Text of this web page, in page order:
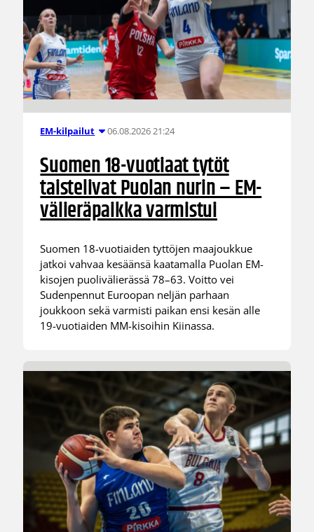
EM-kilpailut 06.08.2026 21:24
Suomen 18-vuotiaat tytöt
taistelivat Puolan nurin – EM-
välieräpaikka varmistui
Suomen 18-vuotiaiden tyttöjen maajoukkue
jatkoi vahvaa kesäänsä kaatamalla Puolan EM-
kisojen puolivälierässä 78–63. Voitto vei
Sudenpennut Euroopan neljän parhaan
joukkoon sekä varmisti paikan ensi kesän alle
19-vuotiaiden MM-kisoihin Kiinassa.